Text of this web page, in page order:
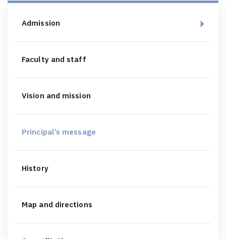
Admission
Faculty and staff
Vision and mission
Principal’s message
History
Map and directions